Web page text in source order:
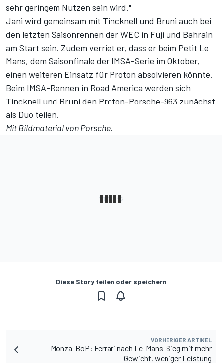
sehr geringem Nutzen sein wird."
Jani wird gemeinsam mit Tincknell und Bruni auch bei
den letzten Saisonrennen der WEC in Fuji und Bahrain
am Start sein. Zudem verriet er, dass er beim Petit Le
Mans, dem Saisonfinale der IMSA-Serie im Oktober,
einen weiteren Einsatz für Proton absolvieren könnte.
Beim IMSA-Rennen in Road America werden sich
Tincknell und Bruni den Proton-Porsche-963 zunächst
als Duo teilen.
Mit Bildmaterial von Porsche.
Diese Story teilen oder speichern
VORHERIGER ARTIKEL
Monza-BoP: Ferrari nach Le-Mans-Sieg mit mehr
Gewicht, weniger Leistung